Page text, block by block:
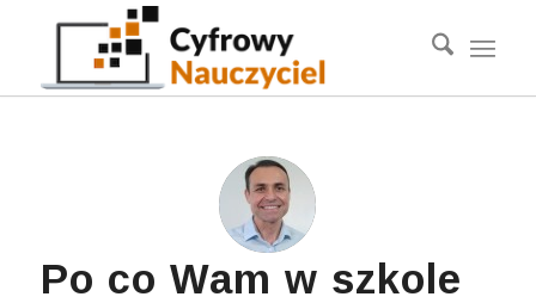
Po co Wam w szkole